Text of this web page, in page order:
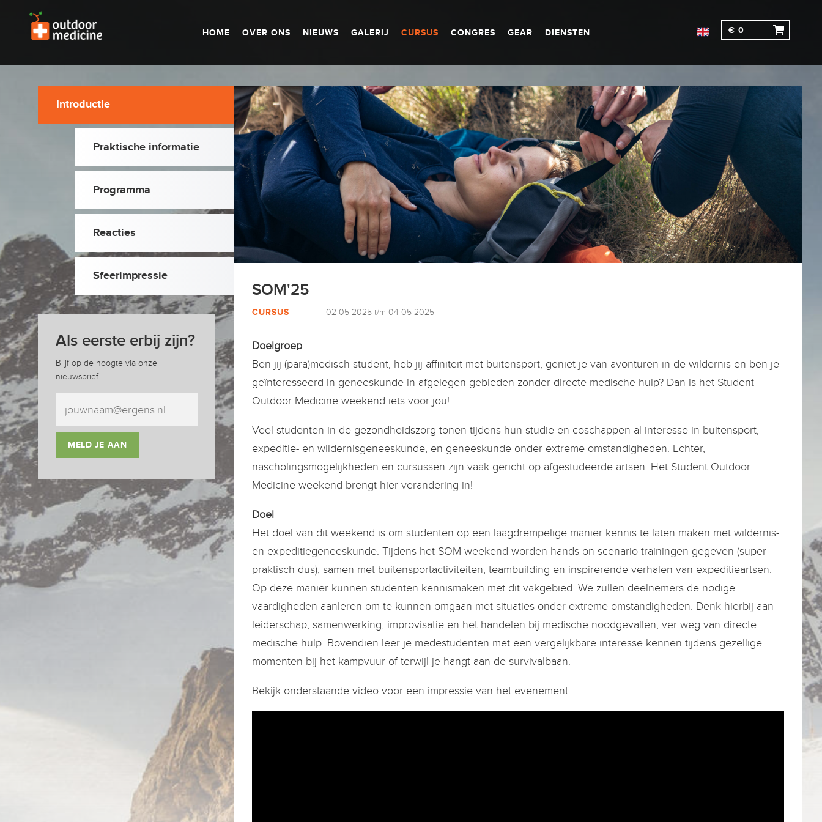
HOME OVER ONS NIEUWS GALERIJ CURSUS CONGRES GEAR DIENSTEN € 0
Introductie
Praktische informatie
Programma
Reacties
Sfeerimpressie
Als eerste erbij zijn?
Blijf op de hoogte via onze
nieuwsbrief.
MELD JE AAN
SOM'25
CURSUS 02-05-2025 t/m 04-05-2025
Doelgroep
Ben jij (para)medisch student, heb jij affiniteit met buitensport, geniet je van avonturen in de wildernis en ben je
geïnteresseerd in geneeskunde in afgelegen gebieden zonder directe medische hulp? Dan is het Student
Outdoor Medicine weekend iets voor jou!
Veel studenten in de gezondheidszorg tonen tijdens hun studie en coschappen al interesse in buitensport,
expeditie- en wildernisgeneeskunde, en geneeskunde onder extreme omstandigheden. Echter,
nascholingsmogelijkheden en cursussen zijn vaak gericht op afgestudeerde artsen. Het Student Outdoor
Medicine weekend brengt hier verandering in!
Doel
Het doel van dit weekend is om studenten op een laagdrempelige manier kennis te laten maken met wildernis-
en expeditiegeneeskunde. Tijdens het SOM weekend worden hands-on scenario-trainingen gegeven (super
praktisch dus), samen met buitensportactiviteiten, teambuilding en inspirerende verhalen van expeditieartsen.
Op deze manier kunnen studenten kennismaken met dit vakgebied. We zullen deelnemers de nodige
vaardigheden aanleren om te kunnen omgaan met situaties onder extreme omstandigheden. Denk hierbij aan
leiderschap, samenwerking, improvisatie en het handelen bij medische noodgevallen, ver weg van directe
medische hulp. Bovendien leer je medestudenten met een vergelijkbare interesse kennen tijdens gezellige
momenten bij het kampvuur of terwijl je hangt aan de survivalbaan.
Bekijk onderstaande video voor een impressie van het evenement.